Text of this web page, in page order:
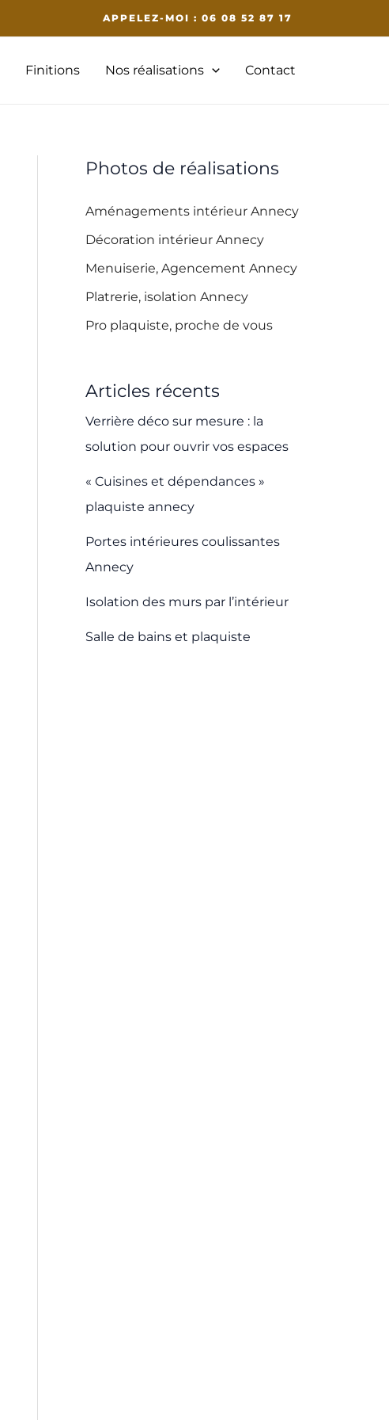
APPELEZ-MOI : 06 08 52 87 17
Finitions Nos réalisations Contact
Photos de réalisations
Aménagements intérieur Annecy
Décoration intérieur Annecy
Menuiserie, Agencement Annecy
Platrerie, isolation Annecy
Pro plaquiste, proche de vous
Articles récents
Verrière déco sur mesure : la
solution pour ouvrir vos espaces
« Cuisines et dépendances »
plaquiste annecy
Portes intérieures coulissantes
Annecy
Isolation des murs par l’intérieur
Salle de bains et plaquiste